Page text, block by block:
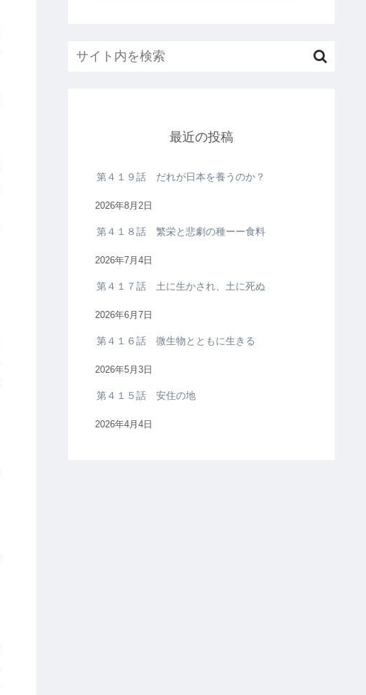
最近の投稿
第４１９話 だれが日本を養うのか？
2026年8月2日
第４１８話 繁栄と悲劇の種ーー食料
2026年7月4日
第４１７話 土に生かされ、土に死ぬ
2026年6月7日
第４１６話 微生物とともに生きる
2026年5月3日
第４１５話 安住の地
2026年4月4日